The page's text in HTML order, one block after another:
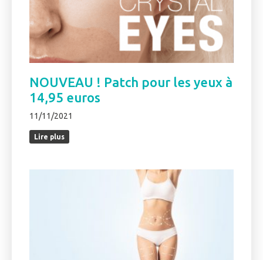
NOUVEAU ! Patch pour les yeux à
14,95 euros
11/11/2021
Lire plus